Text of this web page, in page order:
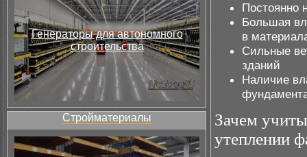
Генераторы для автономного
строительства
Стройматериалы
Постоянно
Большая
в
Сильные
зданий
Наличие
Зачем
утеплении